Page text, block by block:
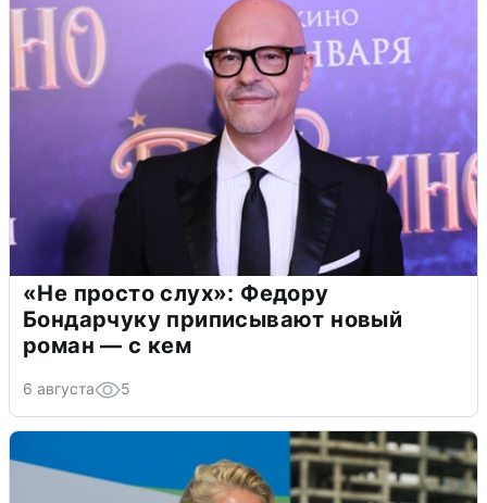
«Не просто слух»: Федору
Бондарчуку приписывают новый
роман — с кем
6 августа 5